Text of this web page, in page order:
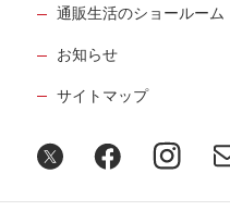
通販生活のショールーム
お知らせ
サイトマップ